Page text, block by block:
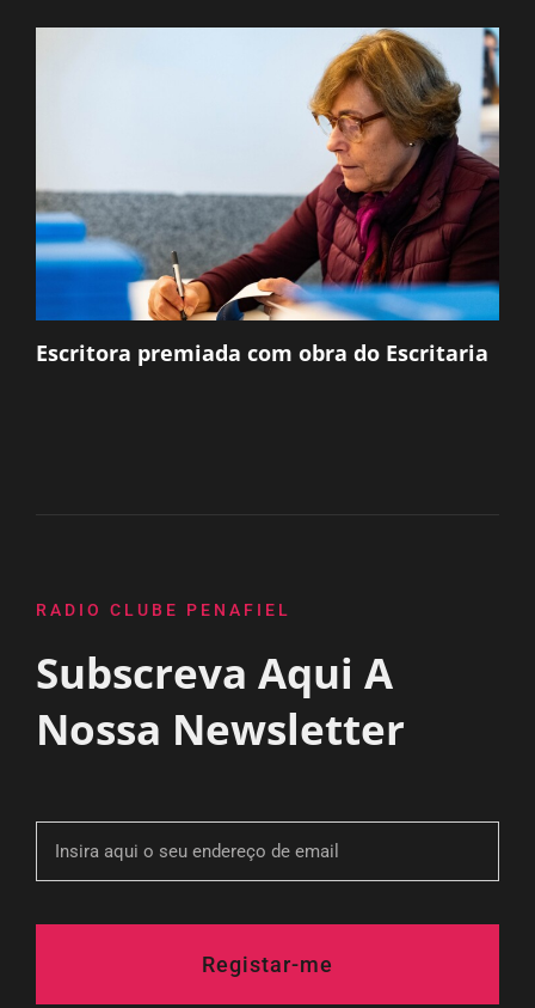
Escritora premiada com obra do Escritaria
RADIO CLUBE PENAFIEL
Subscreva Aqui A
Nossa Newsletter
Registar-me